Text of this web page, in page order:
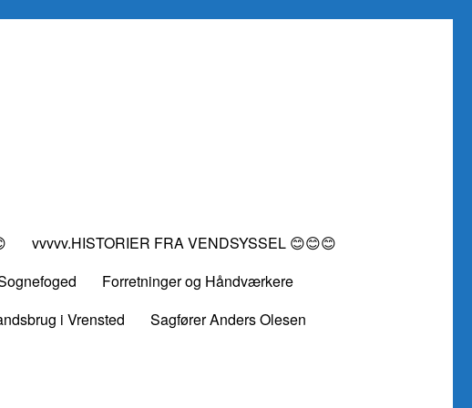
vvvvv.HISTORIER FRA VENDSYSSEL 😊😊😊
Forretninger og Håndværkere
i Vrensted
Sagfører Anders Olesen